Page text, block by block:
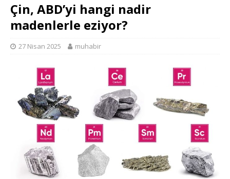
Çin, ABD’yi hangi nadir
madenlerle eziyor?
27 Nisan 2025 muhabir